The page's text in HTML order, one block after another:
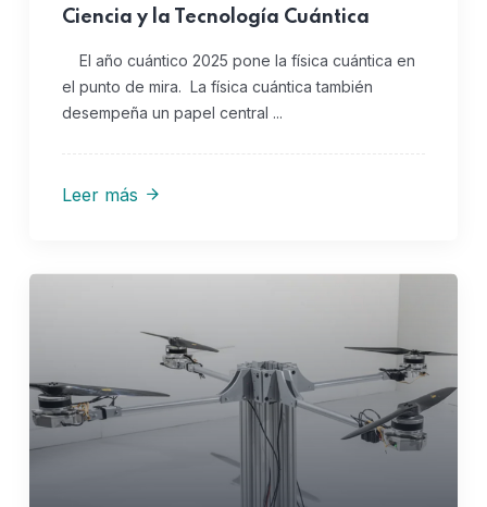
Ciencia y la Tecnología Cuántica
El año cuántico 2025 pone la física cuántica en
el punto de mira. La física cuántica también
desempeña un papel central ...
Leer más